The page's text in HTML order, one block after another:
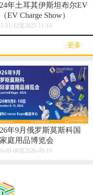
年土耳其伊斯坦布尔EV
EV Charge Show）
11-12至2025-11-14
·更多·
年9月俄罗斯莫斯科国
庭用品博览会
09-08至2026-09-10